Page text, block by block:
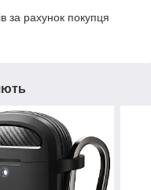
за рахунок покупця